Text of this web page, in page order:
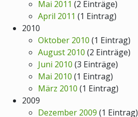
Mai 2011 (2 Einträge)
April 2011 (1 Eintrag)
2010
Oktober 2010 (1 Eintrag)
August 2010 (2 Einträge)
Juni 2010 (3 Einträge)
Mai 2010 (1 Eintrag)
März 2010 (1 Eintrag)
2009
Dezember 2009 (1 Eintrag)